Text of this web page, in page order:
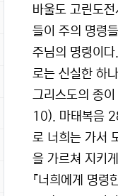
바울도 고린도
들이 주의 명령
주님의 명령이
로는 신실한 하
그리스도의 종
10). 마태복음
로 너희는 가서
을 가르쳐 지키
『너희에게 명